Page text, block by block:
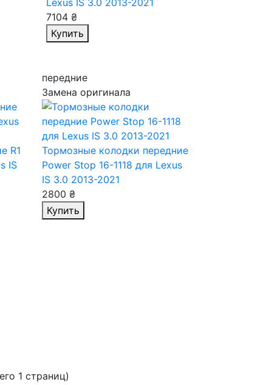
Lexus IS 3.0 2013-2021
7104 ₴
Купить
R1
IS
передние
Замена оригинала
Тормозные колодки передние
Power Stop 16-1118 для Lexus
IS 3.0 2013-2021
2800 ₴
Купить
1 страниц)